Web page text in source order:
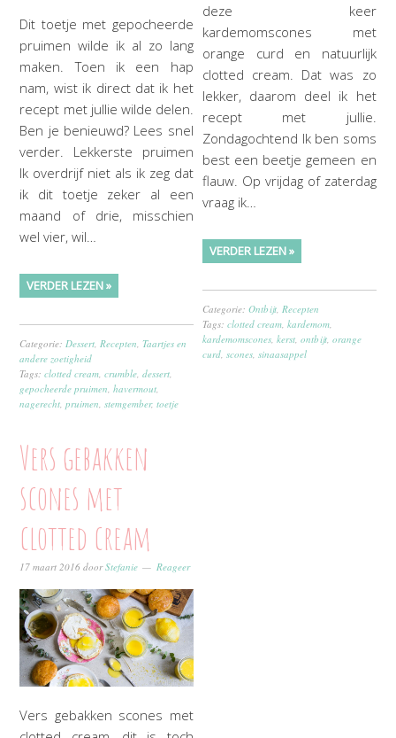
Dit toetje met gepocheerde
pruimen wilde ik al zo lang
maken. Toen ik een hap
nam, wist ik direct dat ik het
recept met jullie wilde delen.
Ben je benieuwd? Lees snel
verder. Lekkerste pruimen
Ik overdrijf niet als ik zeg dat
ik dit toetje zeker al een
maand of drie, misschien
wel vier, wil…
VERDER LEZEN »
Categorie: Dessert Recepten ,Taartjes en
andere zoetigheid
Tags:clotted cream ,crumble ,dessert
gepocheerde pruimen ,havermout
nagerecht ,pruimen ,stemgember,toetje
deze keer
kardemomscones met
orange curd en natuurlijk
clotted cream. Dat was zo
lekker, daarom deel ik het
recept met jullie.
Zondagochtend Ik ben soms
best een beetje gemeen en
flauw. Op vrijdag of zaterdag
vraag ik…
VERDER LEZEN »
Categorie:Ontbijt Recepten
Tags:clotted cream ,kardemom
kardemomscones ,kerst ,ontbijt ,orange
curd ,scones ,sinaasappel
Vers gebakken
scones met
clotted cream
17 maart 2016 doorStefanie Reageer
Vers gebakken scones met